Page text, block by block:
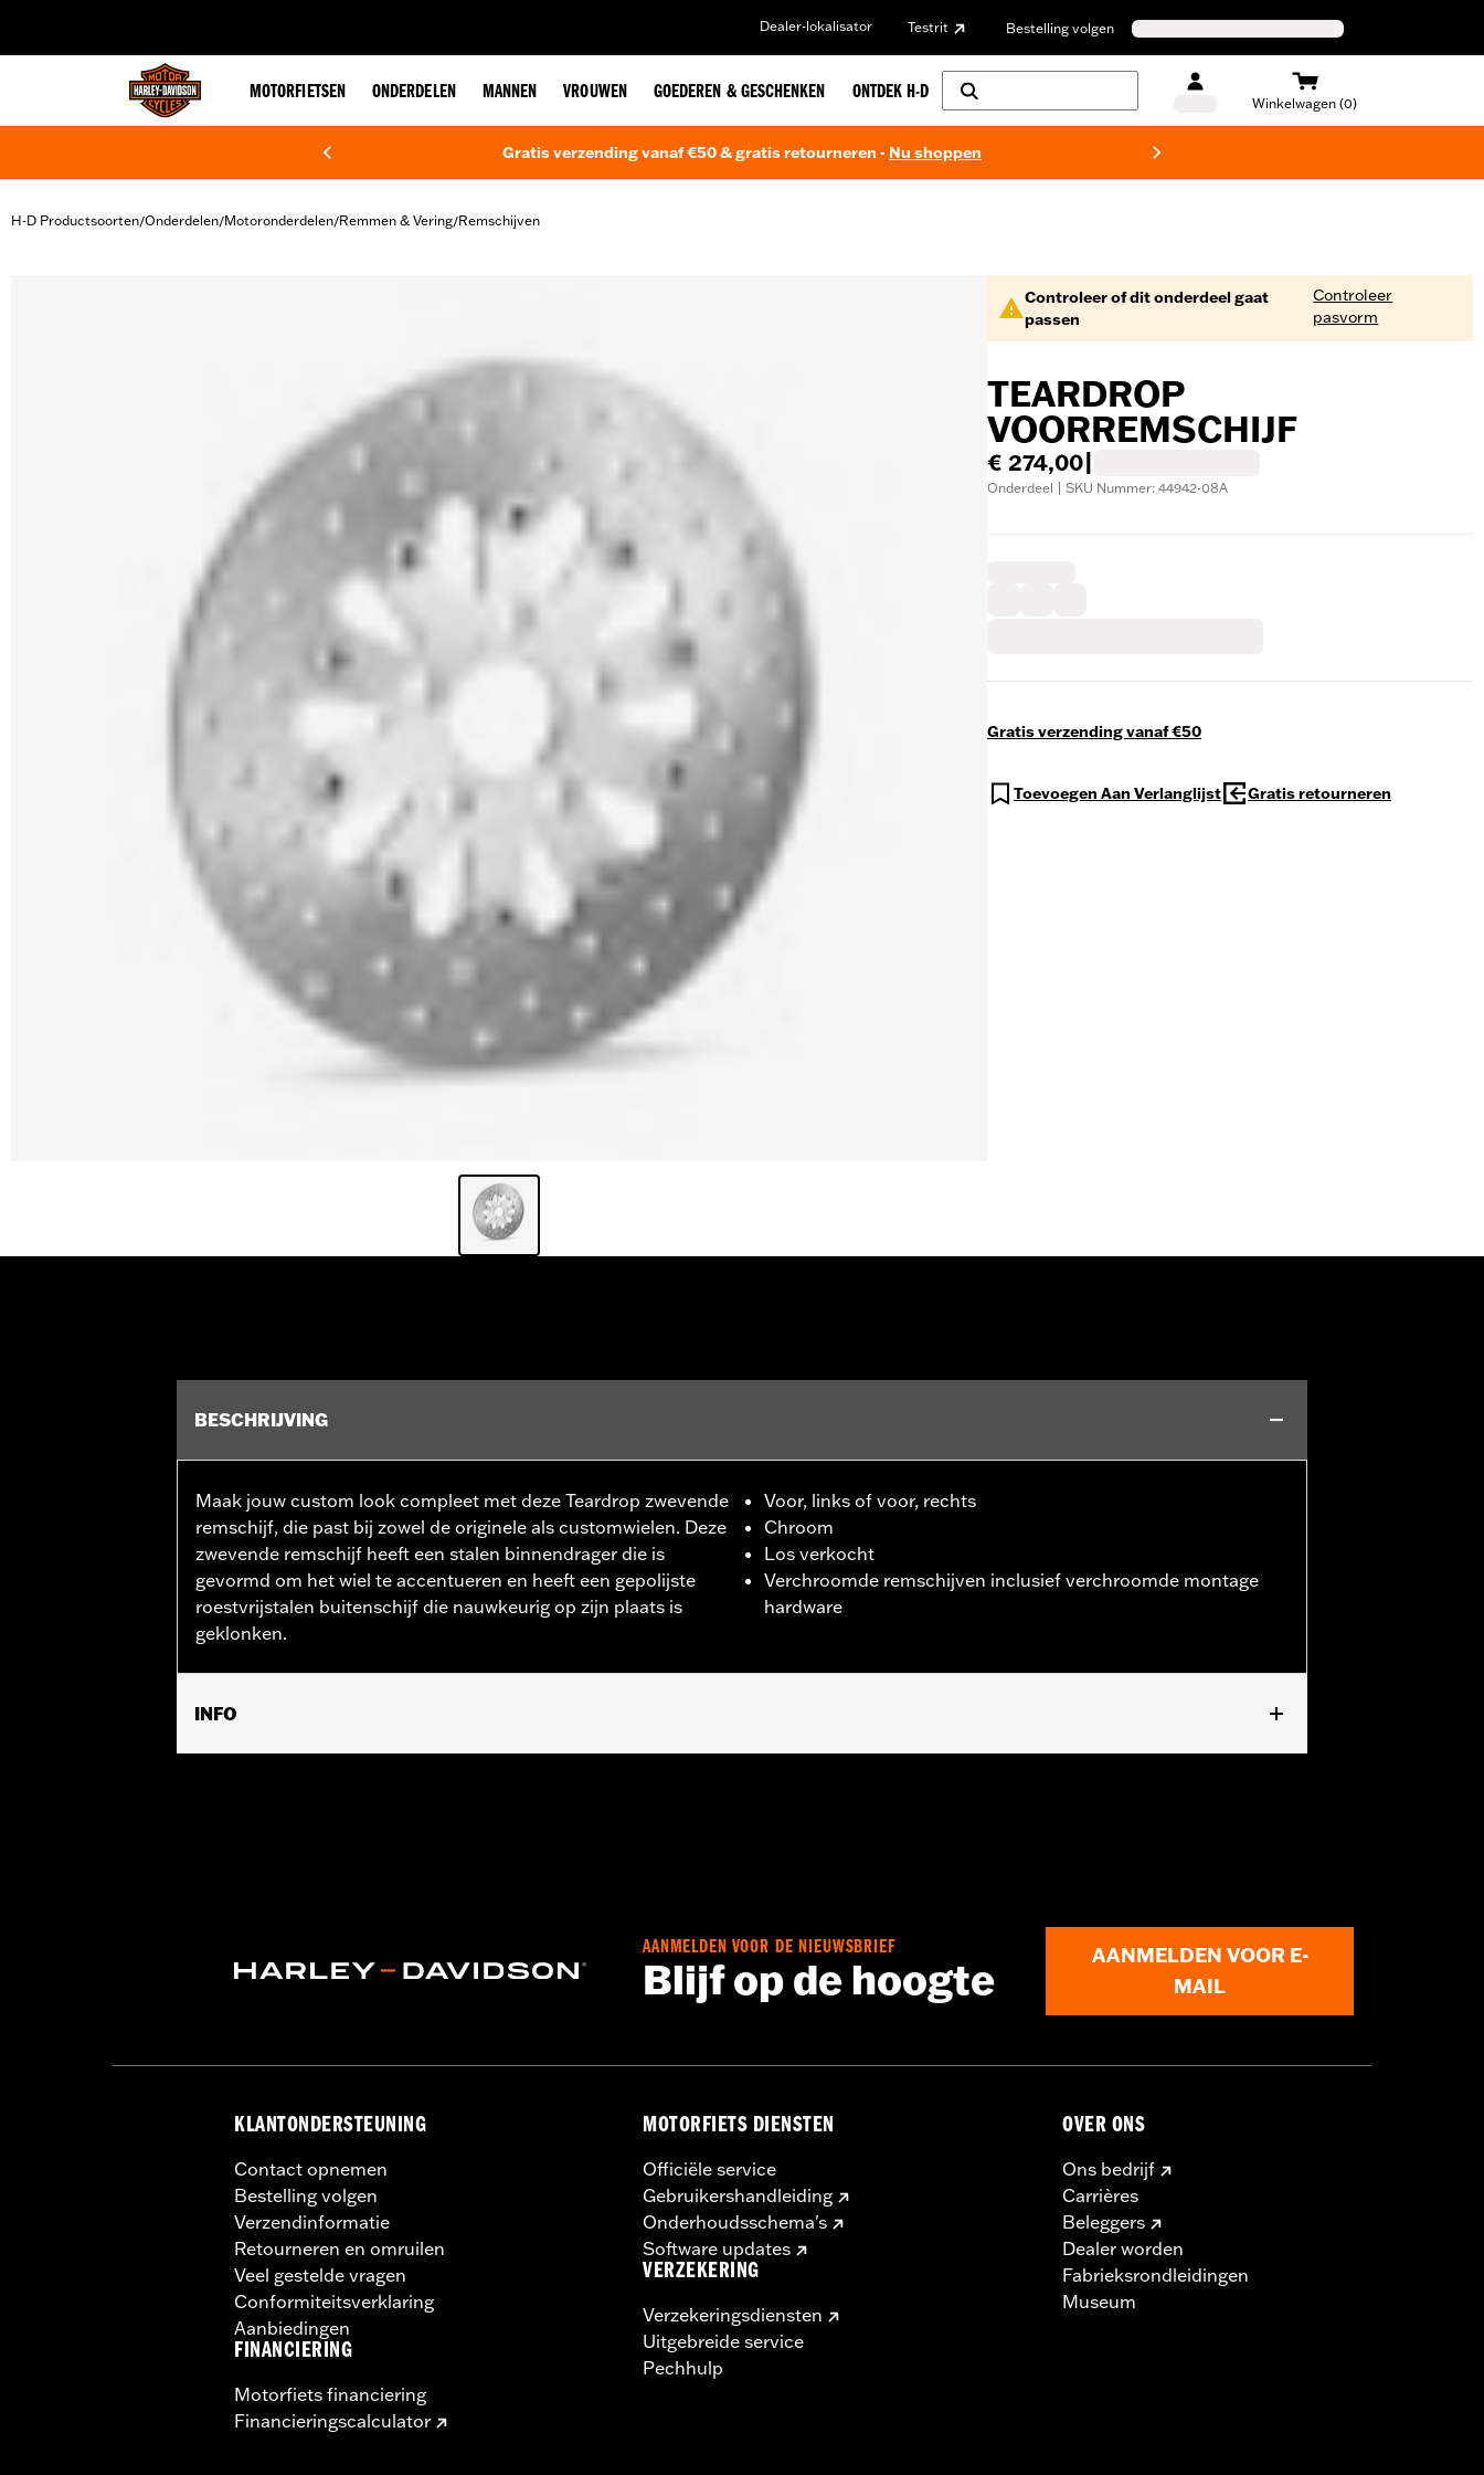
Dealer-lokalisator Testrit Bestelling volgen
MOTORFIETSEN ONDERDELEN MANNEN VROUWEN GOEDEREN & GESCHENKEN ONTDEK H-D
Winkelwagen (0)
Gratis verzending vanaf €50 & gratis retourneren - Nu shoppen
H-D Productsoorten/Onderdelen/Motoronderdelen/Remmen & Vering/Remschijven
Controleer of dit onderdeel gaat
passen
Controleer
pasvorm
TEARDROP
VOORREMSCHIJF
€ 274,00
Onderdeel | SKU Nummer: 44942-08A
Gratis verzending vanaf €50
Toevoegen Aan Verlanglijst Gratis retourneren
BESCHRIJVING
Maak jouw custom look compleet met deze Teardrop zwevende
remschijf, die past bij zowel de originele als customwielen. Deze
zwevende remschijf heeft een stalen binnendrager die is
gevormd om het wiel te accentueren en heeft een gepolijste
roestvrijstalen buitenschijf die nauwkeurig op zijn plaats is
geklonken.
Voor, links of voor, rechts
Chroom
Los verkocht
Verchroomde remschijven inclusief verchroomde montage
hardware
INFO
In de doos:Remschijf en verchroomde installatiematerialen
AANMELDEN VOOR DE NIEUWSBRIEF
Blijf op de hoogte
AANMELDEN VOOR E-
MAIL
KLANTONDERSTEUNING
Contact opnemen
Bestelling volgen
Verzendinformatie
Retourneren en omruilen
Veel gestelde vragen
Conformiteitsverklaring
Aanbiedingen
FINANCIERING
Motorfiets financiering
Financieringscalculator
MOTORFIETS DIENSTEN
Officiële service
Gebruikershandleiding
Onderhoudsschema's
Software updates
VERZEKERING
Verzekeringsdiensten
Uitgebreide service
Pechhulp
OVER ONS
Ons bedrijf
Carrières
Beleggers
Dealer worden
Fabrieksrondleidingen
Museum